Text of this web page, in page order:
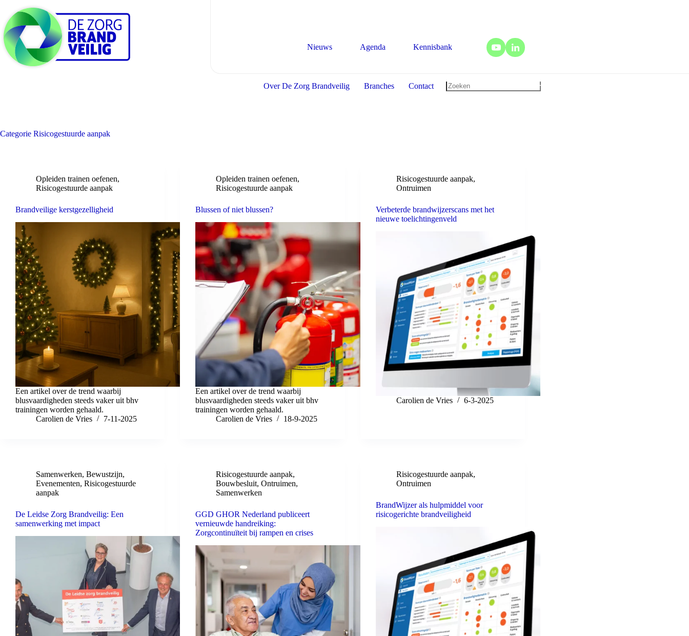
naar
de
inhoud
Nieuws
Agenda Kennisbank
Over De Zorg Brandveilig Branches Contact
Categorie Risicogestuurde aanpak
Opleiden trainen oefenen,
Risicogestuurde aanpak
Brandveilige kerstgezelligheid
Een artikel over de trend waarbij
blusvaardigheden steeds vaker uit bhv
trainingen worden gehaald.
Carolien de Vries
7-11-2025
Opleiden trainen oefenen,
Risicogestuurde aanpak
Blussen of niet blussen?
Een artikel over de trend waarbij
blusvaardigheden steeds vaker uit bhv
trainingen worden gehaald.
Carolien de Vries
18-9-2025
Risicogestuurde aanpak,
Ontruimen
Verbeterde brandwijzerscans met het
nieuwe toelichtingenveld
Carolien de Vries 6-3-2025
Samenwerken, Bewustzijn,
Evenementen, Risicogestuurde
aanpak
De Leidse Zorg Brandveilig: Een
samenwerking met impact
Risicogestuurde aanpak,
Bouwbesluit,Ontruimen,
Samenwerken
GGD GHOR Nederland publiceert
vernieuwde handreiking:
Zorgcontinuïteit bij rampen en crises
Risicogestuurde aanpak,
Ontruimen
BrandWijzer als hulpmiddel voor
risicogerichte brandveiligheid